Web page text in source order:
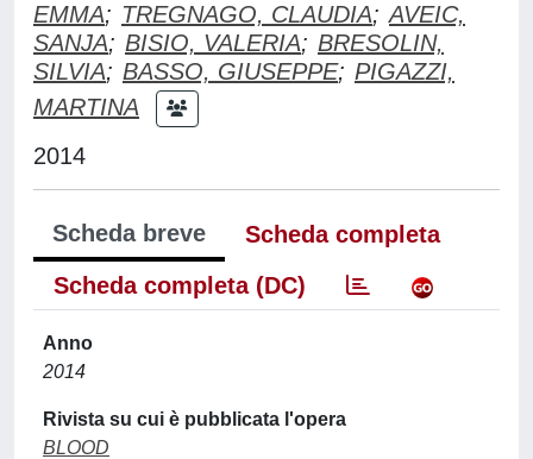
EMMA; TREGNAGO, CLAUDIA; AVEIC,
SANJA; BISIO, VALERIA; BRESOLIN,
SILVIA; BASSO, GIUSEPPE; PIGAZZI,
MARTINA
2014
Scheda breve
Scheda completa
Scheda completa (DC)
Anno
2014
Rivista su cui è pubblicata l'opera
BLOOD